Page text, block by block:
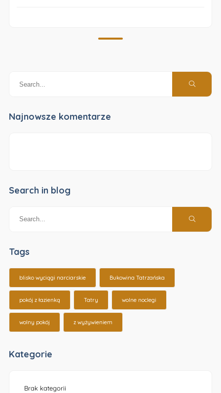
Najnowsze komentarze
Search in blog
Tags
blisko wyciągi narciarskie Bukowina Tatrzańska
pokój z łazienką Tatry wolne noclegi
wolny pokój z wyżywieniem
Kategorie
Brak kategorii